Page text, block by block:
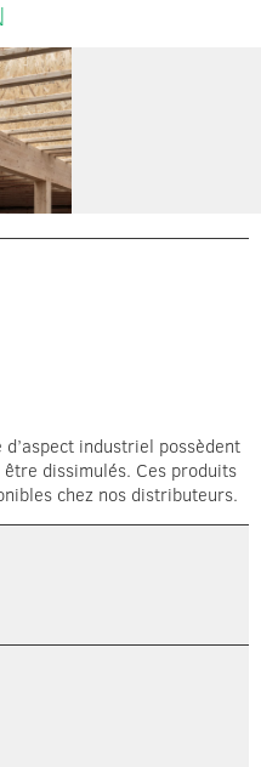
industriel possèdent
dissimulés. Ces produits
chez nos distributeurs.